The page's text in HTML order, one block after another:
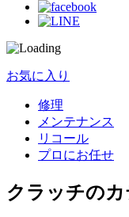
お気に入り
修理
メンテナンス
リコール
プロにお任せ
クラッチの